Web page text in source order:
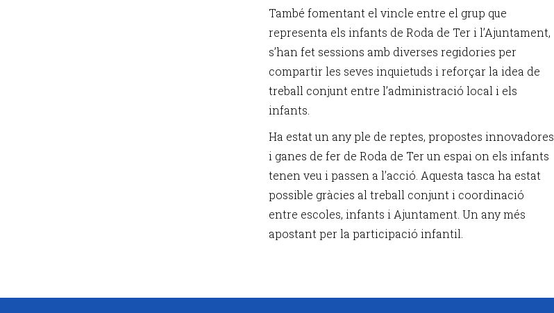
També fomentant el vincle entre el grup que
representa els infants de Roda de Ter i l’Ajuntament,
s’han fet sessions amb diverses regidories per
compartir les seves inquietuds i reforçar la idea de
treball conjunt entre l’administració local i els
infants.
Ha estat un any ple de reptes, propostes innovadores
i ganes de fer de Roda de Ter un espai on els infants
tenen veu i passen a l’acció. Aquesta tasca ha estat
possible gràcies al treball conjunt i coordinació
entre escoles, infants i Ajuntament. Un any més
apostant per la participació infantil.